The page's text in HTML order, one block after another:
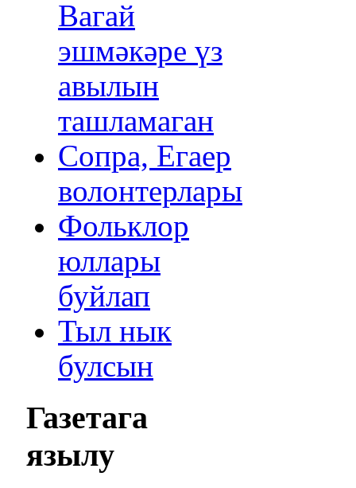
Вагай
эшмәкәре үз
авылын
ташламаган
Сопра, Егаер
волонтерлары
Фольклор
юллары
буйлап
Тыл нык
булсын
Газетага
язылу